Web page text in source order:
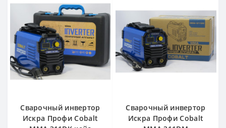
Сварочный инвертор
Искра Профи Cobalt
Сварочный инвертор
Искра Профи Cobalt